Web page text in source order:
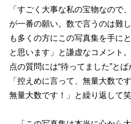
「すごく大事な私の宝物なので
が一番の願い。数で言うのは難
も多くの方にこの写真集を手に
と思います」と謙虚なコメント
点の質問には“待ってました”と
「控えめに言って、無量大数で
無量大数です！」と繰り返して笑